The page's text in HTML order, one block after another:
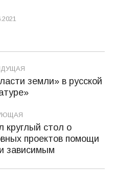
Предыдущая
запись:
земли» в русской
Следующая
запись:
круглый стол о
проектов помощи
зависимым